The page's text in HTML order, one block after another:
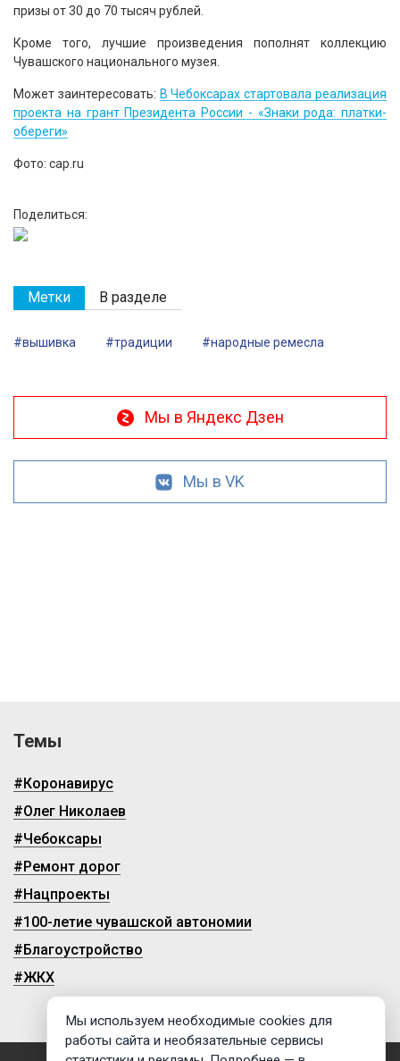
призы от 30 до 70 тысяч рублей.
Кроме того, лучшие произведения пополнят коллекцию
Чувашского национального музея.
Может заинтересовать: В Чебоксарах стартовала реализация
проекта на грант Президента России - «Знаки рода: платки-
обереги»
Фото: cap.ru
Поделиться:
Метки В разделе
#вышивка #традиции #народные ремесла
Мы в Яндекс Дзен
Мы в VK
Темы
#Коронавирус
#Олег Николаев
#Чебоксары
#Ремонт дорог
#Нацпроекты
#100-летие чувашской автономии
#Благоустройство
#ЖКХ
Мы используем необходимые cookies для
работы сайта и необязательные сервисы